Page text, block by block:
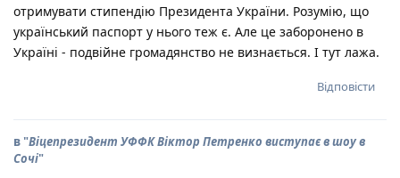
отримувати стипендію Президента України. Розумію, що
український паспорт у нього теж є. Але це заборонено в
Україні - подвійне громадянство не визнається. І тут лажа.
Відповісти
в "Віцепрезидент УФФК Віктор Петренко виступає в шоу в
Сочі"